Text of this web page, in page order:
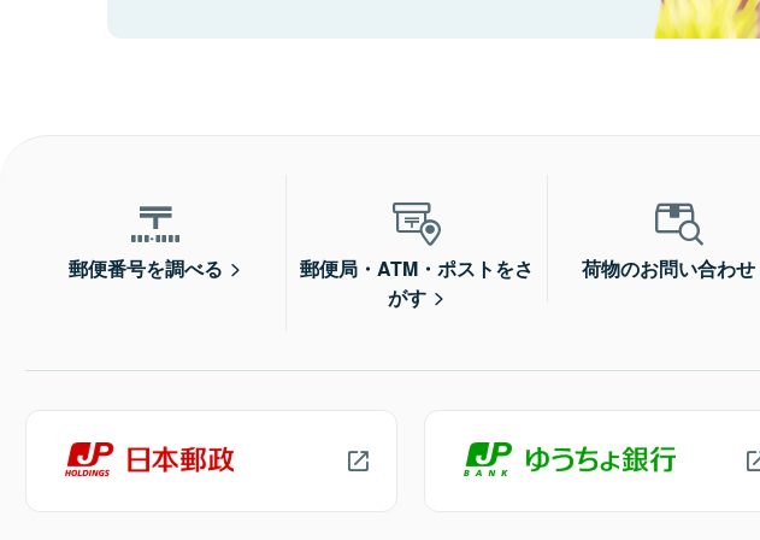
郵便番号を調べる
郵便局・ATM・ポストをさ
がす
荷物のお問い合わせ